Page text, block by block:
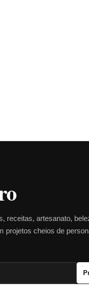
receitas, artesanato,
projetos cheios de